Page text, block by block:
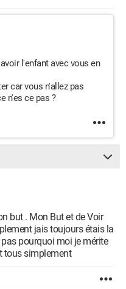
l'enfant avec vous en
car vous n'allez pas
n'es ce pas ?
but . Mon But et de Voir
jais toujours étais la
pourquoi moi je mérite
tous simplement